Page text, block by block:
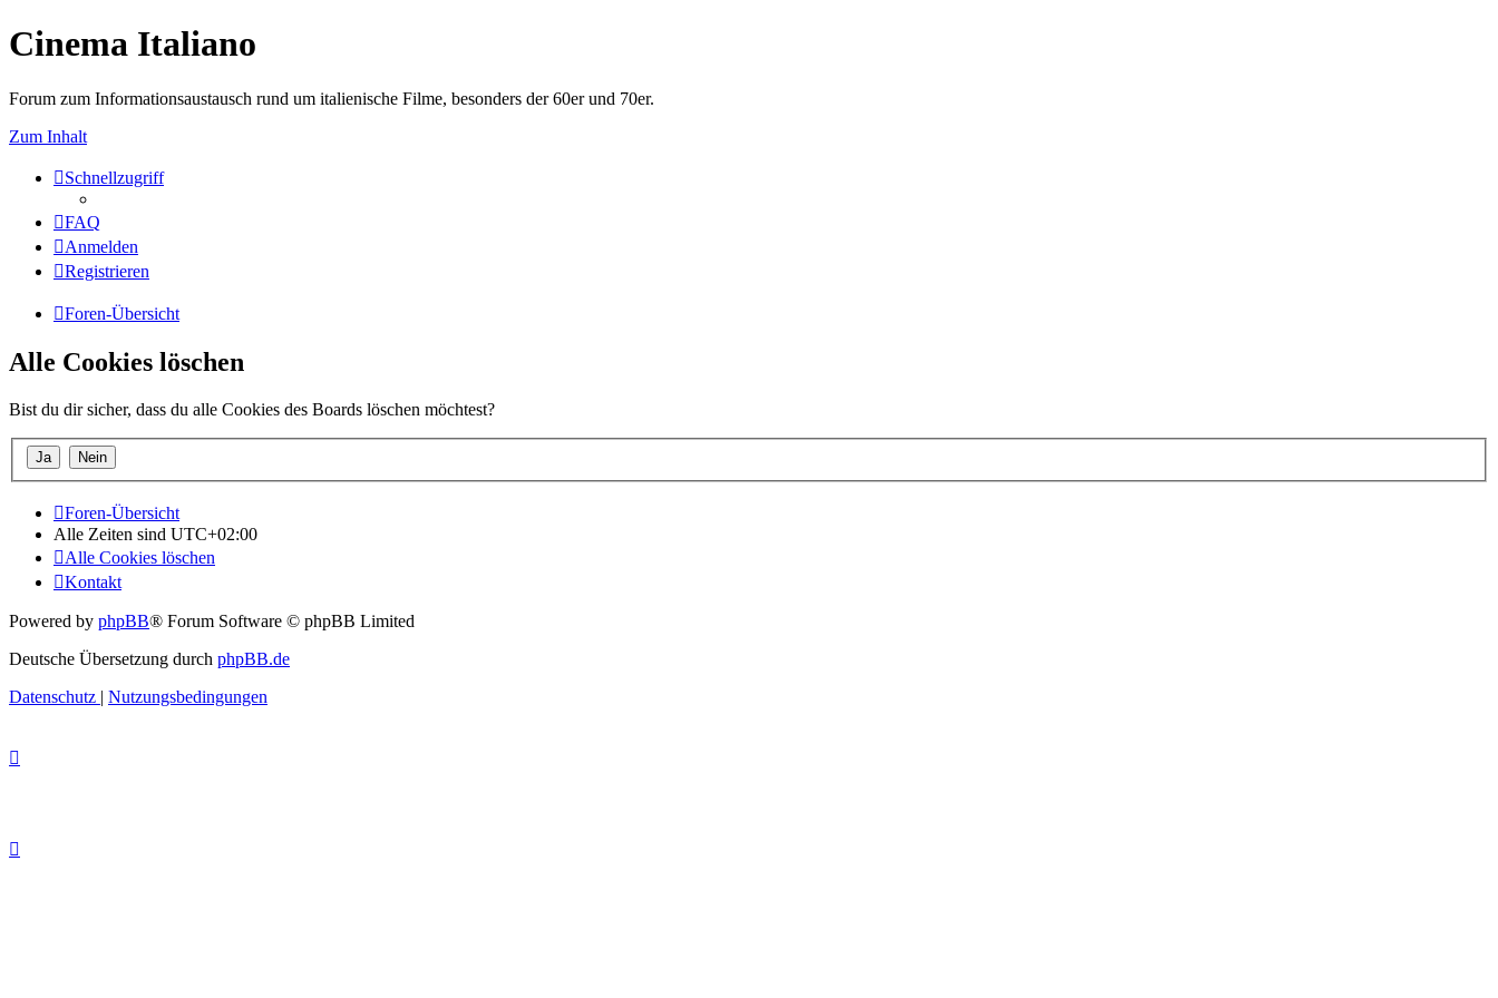
Cinema Italiano
Forum zum Informationsaustausch rund um italienische Filme, besonders der 60er und 70er.
Zum Inhalt
Schnellzugriff
FAQ
Anmelden
Registrieren
Foren-Übersicht
Alle Cookies löschen
Bist du dir sicher, dass du alle Cookies des Boards löschen möchtest?
Foren-Übersicht
Alle Zeiten sind UTC+02:00
Alle Cookies löschen
Kontakt
Powered by phpBB® Forum Software © phpBB Limited
Deutsche Übersetzung durch phpBB.de
Datenschutz | Nutzungsbedingungen